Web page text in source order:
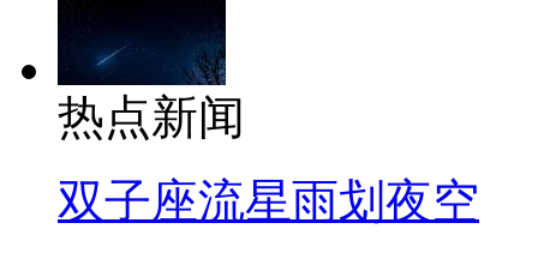
热点新闻
双子座流星雨划夜空